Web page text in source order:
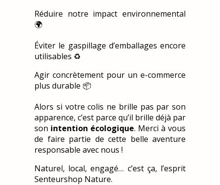
Réduire notre impact environnemental
🌍
Éviter le gaspillage d’emballages encore
utilisables ♻️
Agir concrètement pour un e-commerce
plus durable 📦
Alors si votre colis ne brille pas par son
apparence, c’est parce qu’il brille déjà par
son intention écologique. Merci à vous
de faire partie de cette belle aventure
responsable avec nous !
Naturel, local, engagé… c’est ça, l’esprit
Senteurshop Nature.